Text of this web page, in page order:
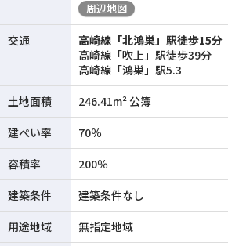
周辺地図
交通
高崎線「北鴻巣」駅徒歩15分
高崎線「吹上」駅徒歩39分
高崎線「鴻巣」駅5.3
土地面積
246.41m² 公簿
建ぺい率
70％
容積率
200％
建築条件
建築条件なし
用途地域
無指定地域